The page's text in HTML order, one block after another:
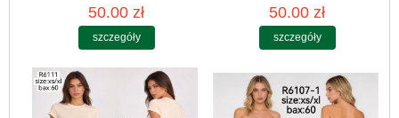
50.00 zł
szczegóły
50.00 zł
szczegóły